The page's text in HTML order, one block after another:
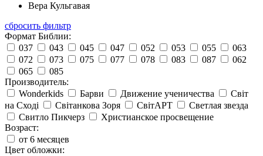
Вера Кульгавая
сбросить фильтр
Формат Библии:
037
043 045 047 052 053 055
063
072
073 075 077 078 083 087
062
065
085
Производитель:
Wonderkids
Барви Движение ученичества
Світ
на Сході
Світанкова Зоря СвітАРТ
Светлая звезда
Свитло Пикчерз
Христианское просвещение
Возраст:
от 6 месяцев
Цвет обложки: